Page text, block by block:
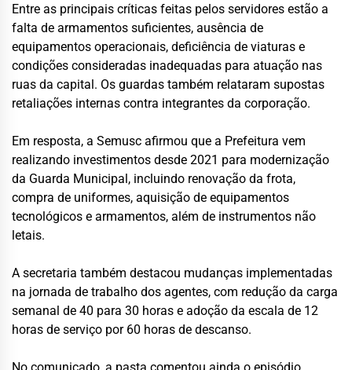
Entre as principais críticas feitas pelos servidores estão a
falta de armamentos suficientes, ausência de
equipamentos operacionais, deficiência de viaturas e
condições consideradas inadequadas para atuação nas
ruas da capital. Os guardas também relataram supostas
retaliações internas contra integrantes da corporação.
Em resposta, a Semusc afirmou que a Prefeitura vem
realizando investimentos desde 2021 para modernização
da Guarda Municipal, incluindo renovação da frota,
compra de uniformes, aquisição de equipamentos
tecnológicos e armamentos, além de instrumentos não
letais.
A secretaria também destacou mudanças implementadas
na jornada de trabalho dos agentes, com redução da carga
semanal de 40 para 30 horas e adoção da escala de 12
horas de serviço por 60 horas de descanso.